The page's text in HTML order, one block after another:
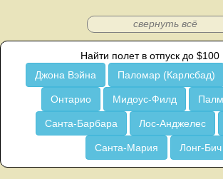
свернуть всё
Найти полет в отпуск до $100
Джона Вэйна
Паломар (Карлсбад)
Онтарио Мидоус-Филд
Санта-Барбара Лос-Анджелес
Санта-Мария Лонг-Бич